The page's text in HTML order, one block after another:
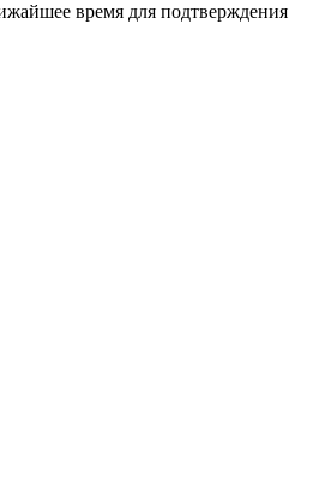
время для подтверждения